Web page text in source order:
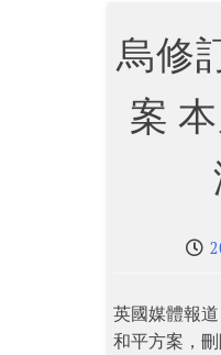
烏修
案
英國媒體報
和平方案，